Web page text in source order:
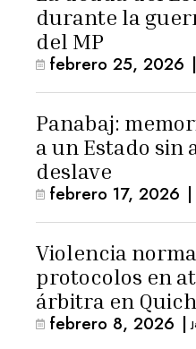
durante la
del MP
febrero 25, 2026 |
Panabaj:
a un Estado sin
deslave
febrero 17, 2026 |
Violencia
protocolos en
árbitra en
febrero 8, 2026 |